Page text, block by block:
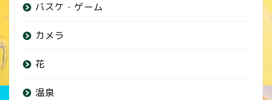
バスケ・ゲーム
カメラ
花
温泉